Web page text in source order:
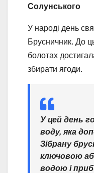
Солунського
У народі день
Брусничник. До
болотах
збирати ягоди.
У цей день
воду, яка
Зібрану
ключовою
водою і